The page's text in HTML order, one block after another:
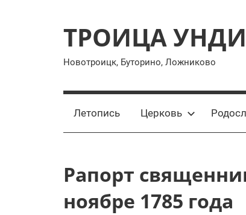
ТРОИЦА
Новотроицк, Буторино, Ложниково
Летопись Церковь
Рапорт
ноябре 1785 года